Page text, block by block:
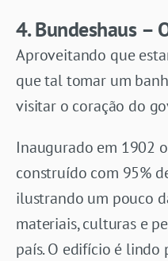
4. Bundeshaus –
Aproveitando que
que tal tomar um
visitar o coração do
Inaugurado em 1902 o
construído com 95%
ilustrando um pouco
materiais, culturas e
país. O edifício é lindo